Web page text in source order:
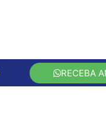
RECEBA